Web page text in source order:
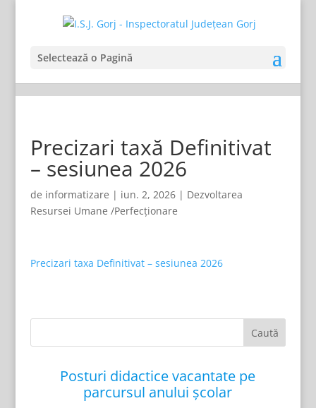
Selectează o Pagină
Precizari taxă Definitivat
– sesiunea 2026
de informatizare | iun. 2, 2026| Dezvoltarea
Resursei Umane /Perfecționare
Precizari taxa Definitivat – sesiunea 2026
Posturi didactice vacantate pe
parcursul anului școlar